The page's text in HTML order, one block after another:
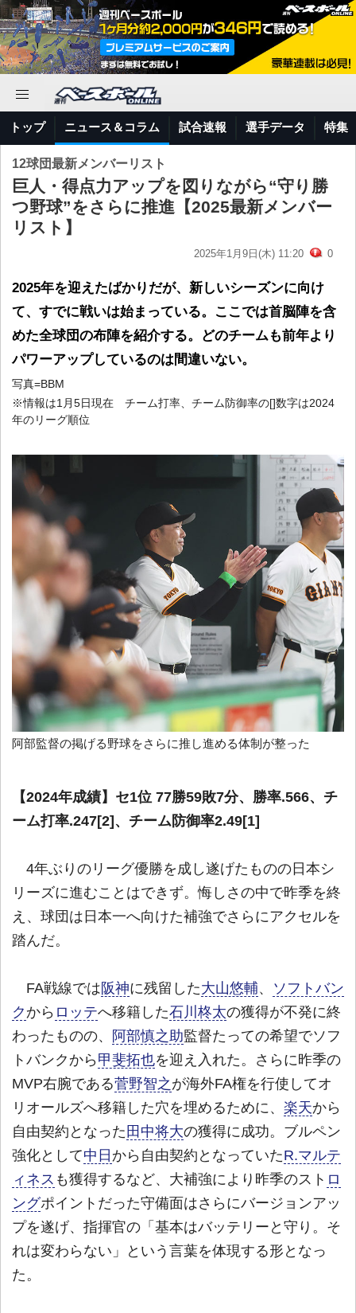
トップ ニュース＆コラム 試合速報 選手データ 特集
12球団最新メンバーリスト
巨人・得点力アップを図りながら“守り勝
つ野球”をさらに推進【2025最新メンバー
リスト】
2025年1月9日(木) 11:20 0
2025年を迎えたばかりだが、新しいシーズンに向け
て、すでに戦いは始まっている。ここでは首脳陣を含
めた全球団の布陣を紹介する。どのチームも前年より
パワーアップしているのは間違いない。
写真=BBM
※情報は1月5日現在 チーム打率、チーム防御率の[]数字は2024
年のリーグ順位
阿部監督の掲げる野球をさらに推し進める体制が整った
【2024年成績】セ1位 77勝59敗7分、勝率.566、チ
ーム打率.247[2]、チーム防御率2.49[1]
4年ぶりのリーグ優勝を成し遂げたものの日本シ
リーズに進むことはできず。悔しさの中で昨季を終
え、球団は日本一へ向けた補強でさらにアクセルを
踏んだ。
FA戦線では阪神に残留した大山悠輔、 ソフトバン
クから ロッテへ移籍した石川柊太の獲得が不発に終
わったものの、 阿部慎之助監督たっての希望でソフ
トバンクから 甲斐拓也を迎え入れた。さらに昨季の
MVP右腕である菅野智之 が海外FA権を行使してオ
リオールズへ移籍した穴を埋めるために、 楽天から
自由契約となった 田中将大の獲得に成功。ブルペン
強化として中日から自由契約となっていたR.マルテ
ィネス も獲得するなど、大補強により昨季のスト ロ
ングポイントだった守備面はさらにバージョンアッ
プを遂げ、指揮官の「基本はバッテリーと守り。そ
れは変わらない」という言葉を体現する形となっ
た。